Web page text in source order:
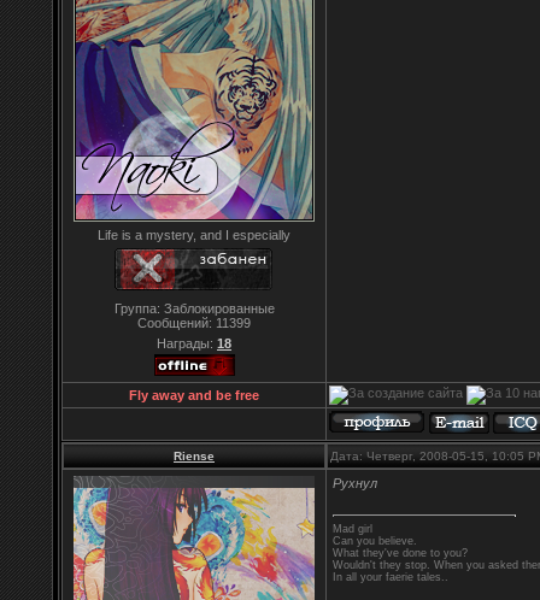
Life is a mystery, and I especially
Группа: Заблокированные
Сообщений: 11399
Награды: 18
Fly away and be free
Riense Дата: Четверг, 2008-05-15, 10:05
Рухнул
Mad girl
Can you believe.
What they've done to you?
Wouldn't they stop. When you asked
In all your faerie tales..